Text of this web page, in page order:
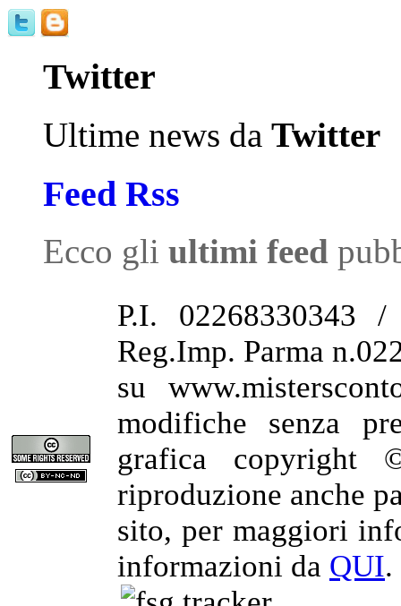
Twitter
Ultime news da Twitter
Feed Rss
Ecco gli ultimi feed
P.I. 02268330343
Reg.Imp. Parma
su
modifiche senza
grafica copyright
riproduzione anche
sito, per maggiori
informazioni da QUI.